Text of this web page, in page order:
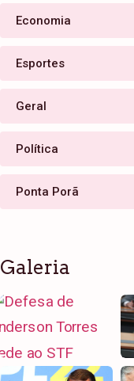
Economia
Esportes
Geral
Política
Ponta Porã
Galeria